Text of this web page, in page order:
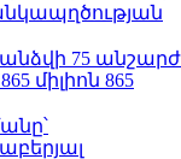
75 անշարժ
միլիոն 865